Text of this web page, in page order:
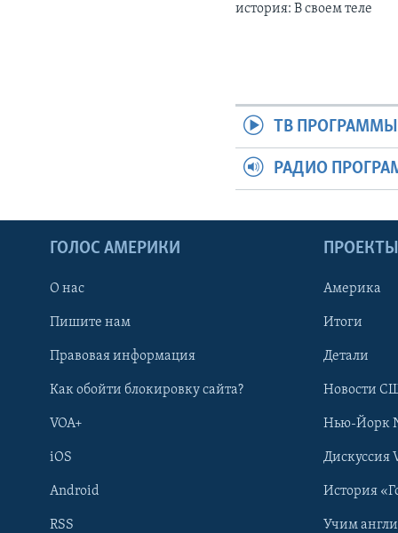
история: В своем теле
ТВ ПРОГРАММЫ
РАДИО
ГОЛОС АМЕРИКИ
О нас
Пишите нам
Правовая информация
Как обойти блокировку сайта?
VOA+
iOS
Android
RSS
ПРОЕКТЫ
Америка
Итоги
Детали
Новости
Нью-Йорк
Дискуссия
История
Учим